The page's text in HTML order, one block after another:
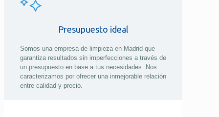
Presupuesto ideal
Somos una empresa de limpieza en Madrid que
garantiza resultados sin imperfecciones a través de
un presupuesto en base a tus necesidades. Nos
caracterizamos por ofrecer una inmejorable relación
entre calidad y precio.